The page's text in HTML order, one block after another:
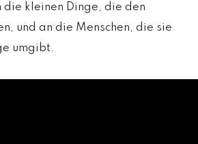
die kleinen Dinge, die den
und an die Menschen, die sie
umgibt.